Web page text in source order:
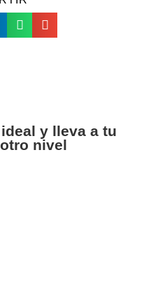
y lleva a tu
nivel